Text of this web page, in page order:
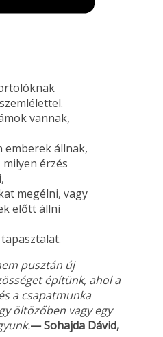
vannak,
emberek állnak,
érzés
megélni, vagy
előtt állni
pusztán új
építünk, ahol a
a csapatmunka
öltözőben vagy egy
— Sohajda Dávid,